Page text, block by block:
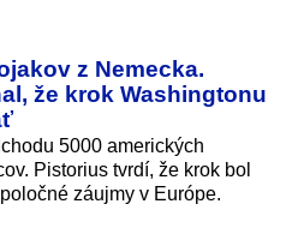
z Nemecka.
že krok Washingtonu
5000 amerických
Pistorius tvrdí, že krok bol
záujmy v Európe.